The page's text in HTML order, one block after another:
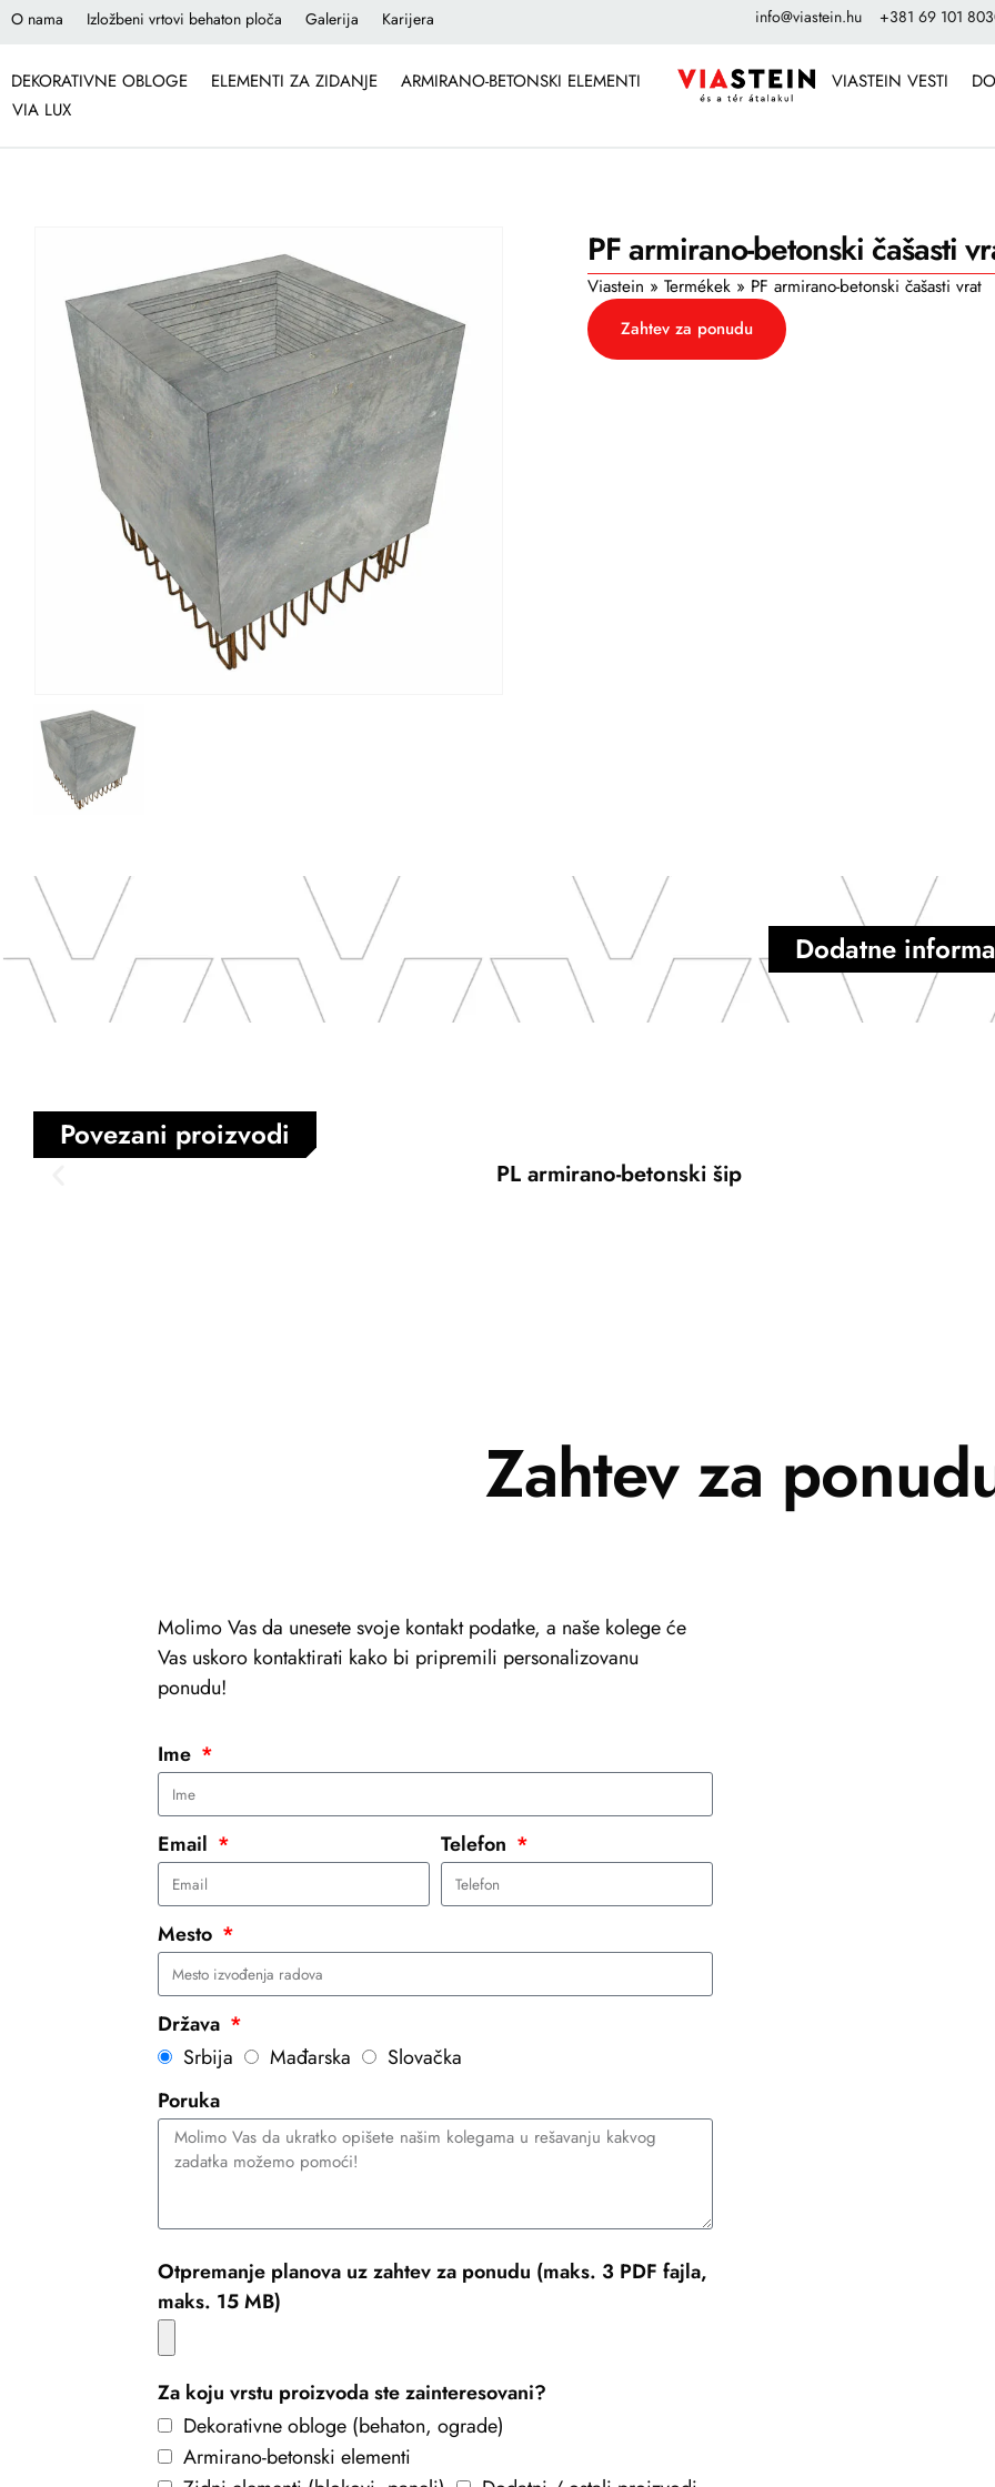
O nama Izložbeni vrtovi behaton ploča Galerija Karijera info@viastein.hu +381 69 101
DEKORATIVNE OBLOGE ELEMENTI ZA ZIDANJE
ARMIRANO-BETONSKI ELEMENTI
VIA LUX
VIASTEIN VESTI
PF armirano-betonski čašasti
Viastein » Termékek» PF armirano-betonski čašasti vrat
Zahtev za ponudu
Dodatne
Povezani proizvodi
PL armirano-betonski šip
Zahtev za
Molimo Vas da unesete svoje kontakt podatke, a naše kolege će
Vas uskoro kontaktirati kako bi pripremili personalizovanu
ponudu!
Ime
Email Telefon
Mesto
Država
Srbija
Mađarska
Slovačka
Poruka
Otpremanje planova uz zahtev za ponudu (maks. 3 PDF fajla,
maks. 15 MB)
Za koju vrstu proizvoda ste zainteresovani?
Dekorativne obloge (behaton, ograde)
Armirano-betonski elementi